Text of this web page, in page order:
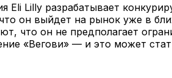
Eli Lilly разрабатывает
он выйдет на рынок уже в
что он не предполагает
«Вегови» — и это может